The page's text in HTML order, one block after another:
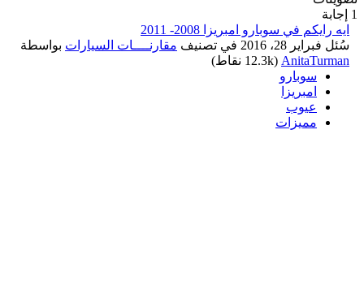
1 إجابة
ايه رايكم في سوبارو امبريزا 2008- 2011
سُئل فبراير 28، 2016 في تصنيف مقارنــــات السيارات بواسطة
AnitaTurman
(
12.3k نقاط)
سوبارو
امبريزا
عيوب
مميزات